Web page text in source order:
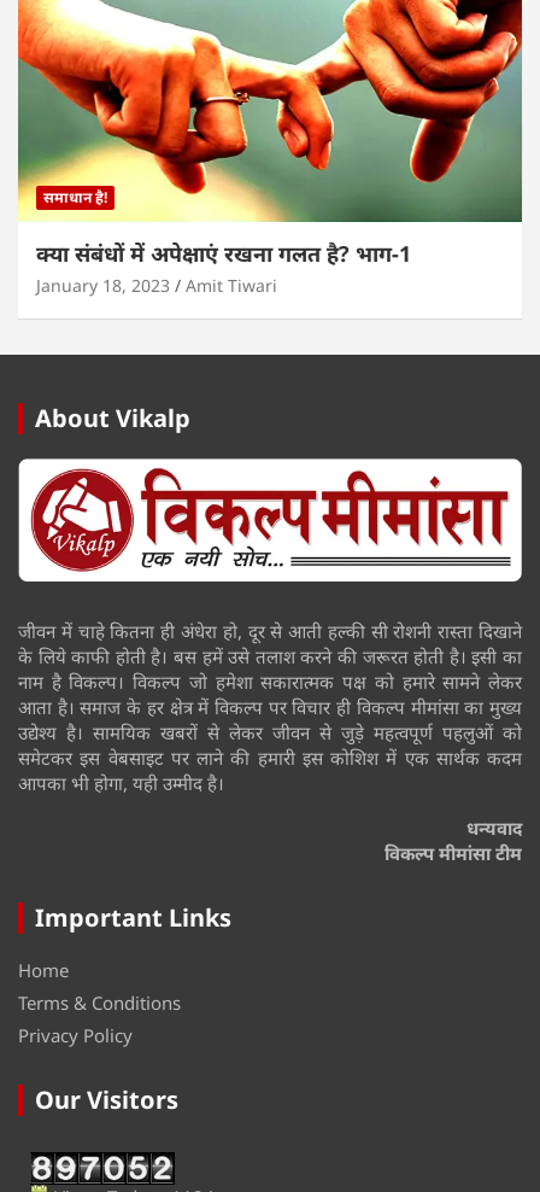
समाधान है!
क्या संबंधों में अपेक्षाएं रखना गलत है? भाग-1
January 18, 2023 Amit Tiwari
About Vikalp
जीवन में चाहे कितना ही अंधेरा हो, दूर से आती हल्की सी रोशनी रास्ता दिखाने
के लिये काफी होती है। बस हमें उसे तलाश करने की जरूरत होती है। इसी का
नाम है विकल्प। विकल्प जो हमेशा सकारात्मक पक्ष को हमारे सामने लेकर
आता है। समाज के हर क्षेत्र में विकल्प पर विचार ही विकल्प मीमांसा का मुख्य
उद्येश्य है। सामयिक खबरों से लेकर जीवन से जुड़े महत्वपूर्ण पहलुओं को
समेटकर इस वेबसाइट पर लाने की हमारी इस कोशिश में एक सार्थक कदम
आपका भी होगा, यही उम्मीद है।
धन्यवाद
विकल्प मीमांसा टीम
Important Links
Home
Terms & Conditions
Privacy Policy
Our Visitors